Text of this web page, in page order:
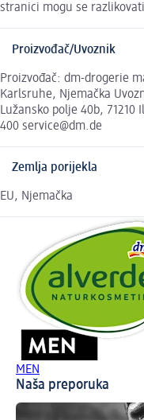
stranici mogu se
Proizvođač/Uvoznik
Proizvođač: dm-drogerie
Karlsruhe, Njemačka
Lužansko polje 40b, 71210
400 service@dm.de
Zemlja porijekla
EU, Njemačka
MEN
Naša preporuka